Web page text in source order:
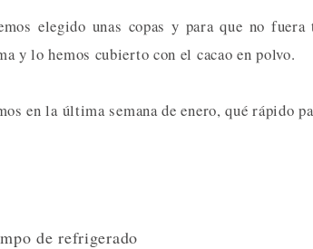
elegido unas copas y para que no fuera
y lo hemos cubierto con el cacao en polvo.
en la última semana de enero, qué rápido
de refrigerado